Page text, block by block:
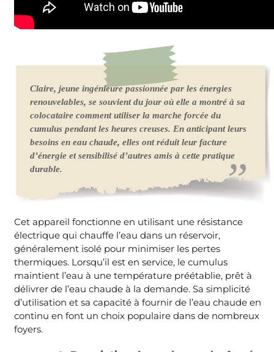
Claire, jeune ingénieure passionnée par les énergies
renouvelables, se souvient du jour où elle a montré à sa
colocataire comment utiliser la marche forcée du
cumulus pendant les heures creuses. En anticipant leurs
besoins en eau chaude, elles ont réduit leur facture
d’énergie et sensibilisé d’autres amis à cette pratique
durable.
Cet appareil fonctionne en utilisant une résistance
électrique qui chauffe l’eau dans un réservoir,
généralement isolé pour minimiser les pertes
thermiques. Lorsqu’il est en service, le cumulus
maintient l’eau à une température préétablie, prêt à
délivrer de l’eau chaude à la demande. Sa simplicité
d’utilisation et sa capacité à fournir de l’eau chaude en
continu en font un choix populaire dans de nombreux
foyers.